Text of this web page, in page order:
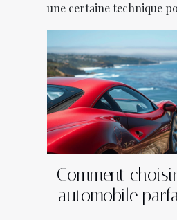
une certaine technique
Comment
automobile